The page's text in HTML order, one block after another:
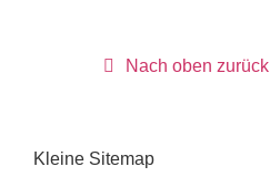
Nach oben zurück
Kleine Sitemap